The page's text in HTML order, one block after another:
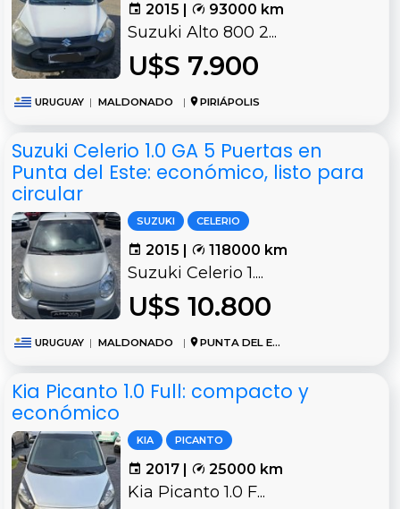
2015 | 93000 km
Suzuki Alto 800 2...
U$S 7.900
URUGUAY | MALDONADO | PIRIÁPOLIS
Suzuki Celerio 1.0 GA 5 Puertas en
Punta del Este: económico, listo para
circular
SUZUKI CELERIO
2015 | 118000 km
Suzuki Celerio 1....
U$S 10.800
URUGUAY | MALDONADO | PUNTA DEL ESTE
Kia Picanto 1.0 Full: compacto y
económico
KIA PICANTO
2017 | 25000 km
Kia Picanto 1.0 F...